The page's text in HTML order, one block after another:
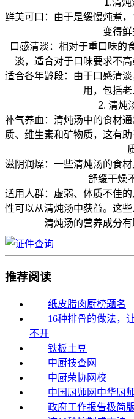
鲜美可口：由于是缓慢炖煮
变得鲜
口感清淡：相对于重口味的
淡，适合对于口味要求不
适合各年龄段：由于口感清
用，包括老
2. 清炖
补气养血：清炖汤中的食材
质、维生素和矿物质，这有
滋阴润燥：一些清炖汤的食
舒缓干燥
适用人群：虚弱、体质不佳
性可以从清炖汤中获益。这
清炖汤的营养成分有
推荐阅读
纸皮腊肉厨榜题名
16种排骨的做法，
不开
铁板土豆
中厨技查网
中厨荣协网校
中国厨师网中华厨
政府工作报告极简